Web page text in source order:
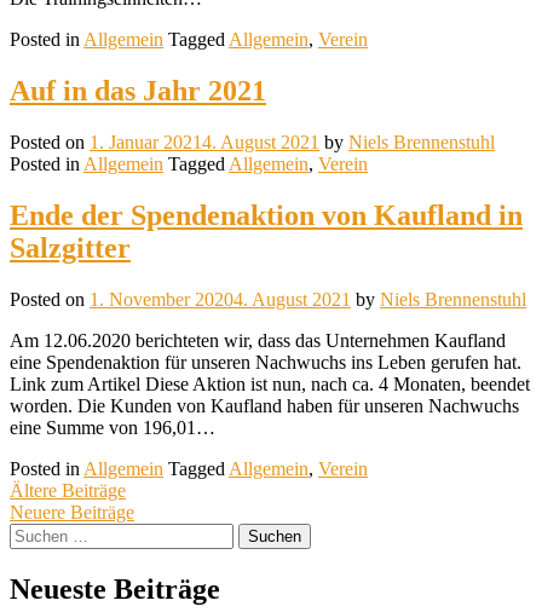
Posted inAllgemein TaggedAllgemein, Verein
Auf in das Jahr 2021
Posted on 1. Januar 20214. August 2021 by Niels Brennenstuhl
Posted in Allgemein Tagged Allgemein, Verein
Ende der Spendenaktion von Kaufland in
Salzgitter
Posted on 1. November 20204. August 2021 by Niels Brennenstuhl
Am 12.06.2020 berichteten wir, dass das Unternehmen Kaufland
eine Spendenaktion für unseren Nachwuchs ins Leben gerufen hat.
Link zum Artikel Diese Aktion ist nun, nach ca. 4 Monaten, beendet
worden. Die Kunden von Kaufland haben für unseren Nachwuchs
eine Summe von 196,01…
Posted in Allgemein Tagged Allgemein, Verein
Beitragsnavigation
Ältere Beiträge
Neuere Beiträge
Suchen
nach:
Neueste Beiträge